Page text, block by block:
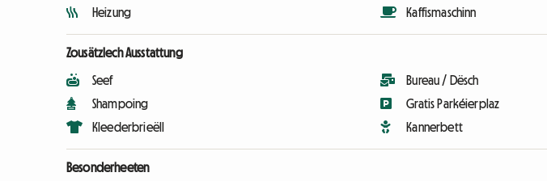
Heizung
Kaffismaschinn
Zousätzlech Ausstattung
Seef
Shampoing
Kleederbrieëll
Bureau / Dësch
Gratis Parkéierplaz
Kannerbett
Besonderheeten